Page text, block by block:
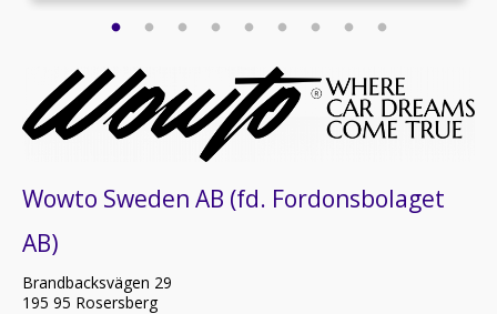
Wowto Sweden AB (fd. Fordonsbolaget
AB)
Brandbacksvägen 29
195 95 Rosersberg